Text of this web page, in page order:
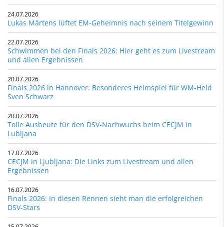
24.07.2026
Lukas Märtens lüftet EM-Geheimnis nach seinem Titelgewinn
22.07.2026
Schwimmen bei den Finals 2026: Hier geht es zum Livestream
und allen Ergebnissen
20.07.2026
Finals 2026 in Hannover: Besonderes Heimspiel für WM-Held
Sven Schwarz
20.07.2026
Tolle Ausbeute für den DSV-Nachwuchs beim CECJM in
Lubljana
17.07.2026
CECJM in Ljubljana: Die Links zum Livestream und allen
Ergebnissen
16.07.2026
Finals 2026: In diesen Rennen sieht man die erfolgreichen
DSV-Stars